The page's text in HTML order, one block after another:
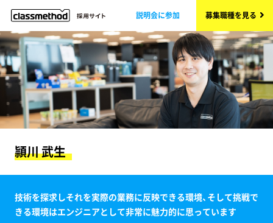
説明会に参加 募集職種を見る
頴川 武生
技術を探求しそれを実際の業務に反映できる環境、そして挑戦で
きる環境はエンジニアとして非常に魅力的に思っています